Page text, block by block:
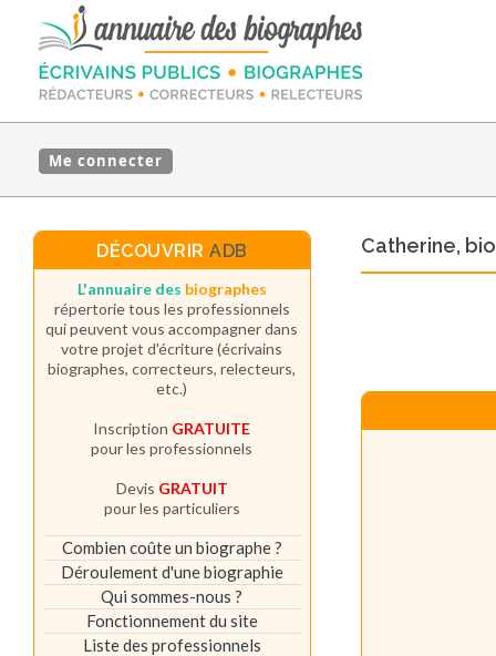
Me connecter
Catherine,
DÉCOUVRIRADB
L'annuaire des biographes
répertorie tous les professionnels
qui peuvent vous accompagner dans
votre projet d'écriture (écrivains
biographes, correcteurs, relecteurs,
etc.)
Inscription GRATUITE
pour les professionnels
Devis GRATUIT
pour les particuliers
Combien coûte un biographe ?
Déroulement d'une biographie
Qui sommes-nous ?
Fonctionnement du site
Liste des professionnels